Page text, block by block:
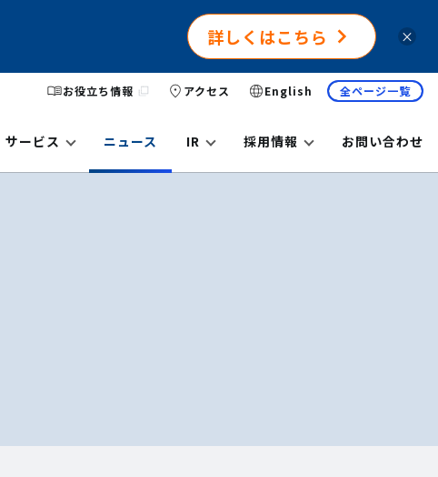
詳しくはこちら ×
お役立ち情報 アクセス English 全ページ一覧
サービス ニュース IR 採用情報 お問い合わせ